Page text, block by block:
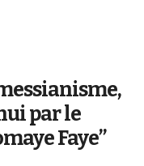
par le
Faye’’